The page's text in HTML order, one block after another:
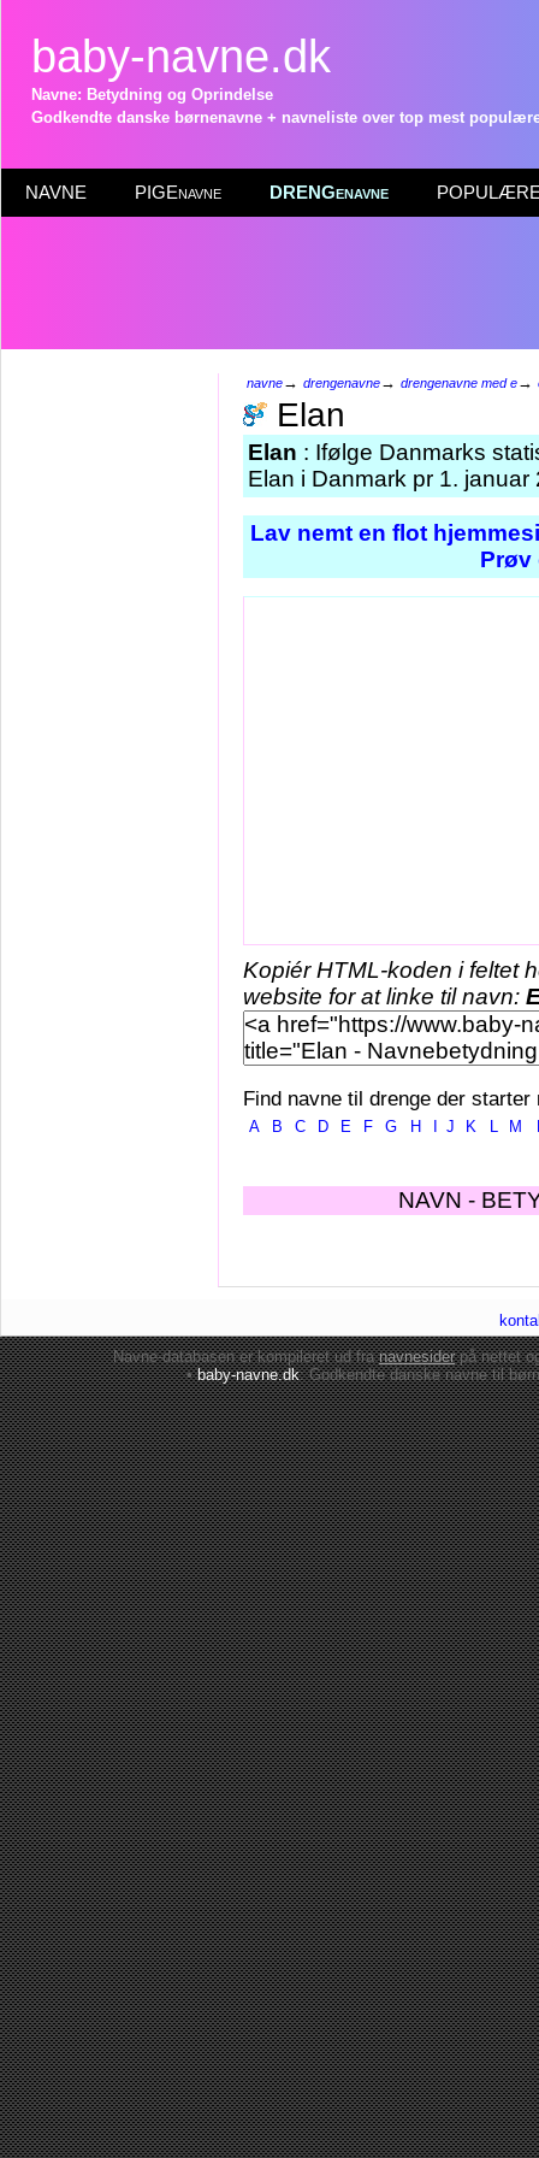
baby-navne.dk
Navne: Betydning og Oprindelse
Godkendte danske børnenavne + navneliste over top mest
NAVNE PIGEnavne DRENGenavne POPULÆRE
navne→ drengenavne→ drengenavne med e→
Elan
Elan : Ifølge Danmarks
Elan i Danmark pr 1. januar
Lav nemt en flot
Prøv
Kopiér HTML-koden i feltet
website for at linke til navn:
Find navne til drenge der starter
A B C D E F G H J K L M
NAVN -
Navne-databasen er kompileret ud franavnesiderpå nettet
•baby-navne.dk: Godkendte danskenavne til børn